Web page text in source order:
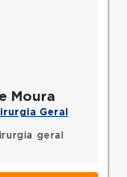
Moura
Geral
geral